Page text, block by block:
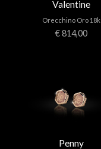
Valentine
Orecchino Oro 18k
€ 814,00
Penny